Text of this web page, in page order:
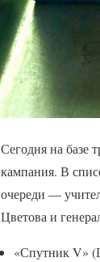
Сегодня на базе
кампания. В
очереди —
Цветова и
«Спутник V»